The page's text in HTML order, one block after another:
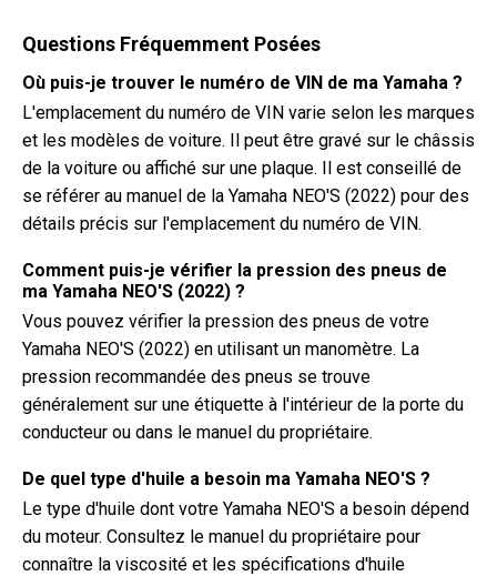
Questions Fréquemment Posées
Où puis-je trouver le numéro de VIN de ma Yamaha ?
L'emplacement du numéro de VIN varie selon les marques
et les modèles de voiture. Il peut être gravé sur le châssis
de la voiture ou affiché sur une plaque. Il est conseillé de
se référer au manuel de la Yamaha NEO'S (2022) pour des
détails précis sur l'emplacement du numéro de VIN.
Comment puis-je vérifier la pression des pneus de
ma Yamaha NEO'S (2022) ?
Vous pouvez vérifier la pression des pneus de votre
Yamaha NEO'S (2022) en utilisant un manomètre. La
pression recommandée des pneus se trouve
généralement sur une étiquette à l'intérieur de la porte du
conducteur ou dans le manuel du propriétaire.
De quel type d'huile a besoin ma Yamaha NEO'S ?
Le type d'huile dont votre Yamaha NEO'S a besoin dépend
du moteur. Consultez le manuel du propriétaire pour
connaître la viscosité et les spécifications d'huile